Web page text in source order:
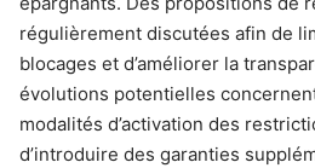
régulièrement discutées afin de
blocages et d’améliorer la
évolutions potentielles
modalités d’activation des
d’introduire des garanties